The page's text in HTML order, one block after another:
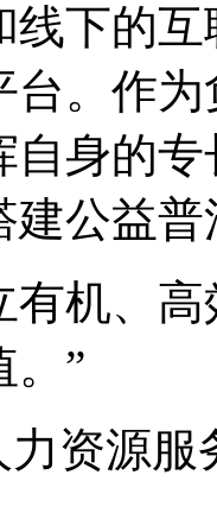
线下的
。作
自身的
建公益
有机、
。”
资源